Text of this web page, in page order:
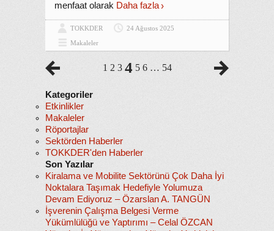
menfaat olarak Daha fazla
TOKKDER
24 Ağustos 2025
Makaleler
1 2 3 4 5 6 … 54
Kategoriler
Etkinlikler
Makaleler
Röportajlar
Sektörden Haberler
TOKKDER'den Haberler
Son Yazılar
Kiralama ve Mobilite Sektörünü Çok Daha İyi
Noktalara Taşımak Hedefiyle Yolumuza
Devam Ediyoruz – Özarslan A. TANGÜN
İşverenin Çalışma Belgesi Verme
Yükümlülüğü ve Yaptırımı – Celal ÖZCAN